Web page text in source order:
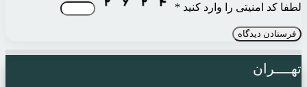
لطفا کد امنیتی را وارد کنید *
تهــــران